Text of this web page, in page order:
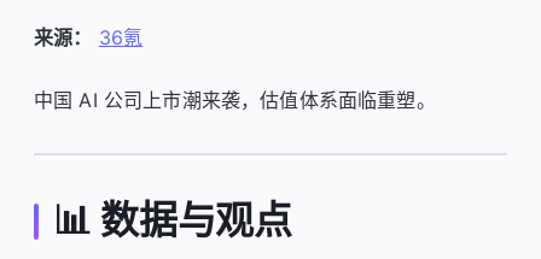
来源： 36氪
中国 AI 公司上市潮来袭，估值体系面临重塑。
📊 数据与观点